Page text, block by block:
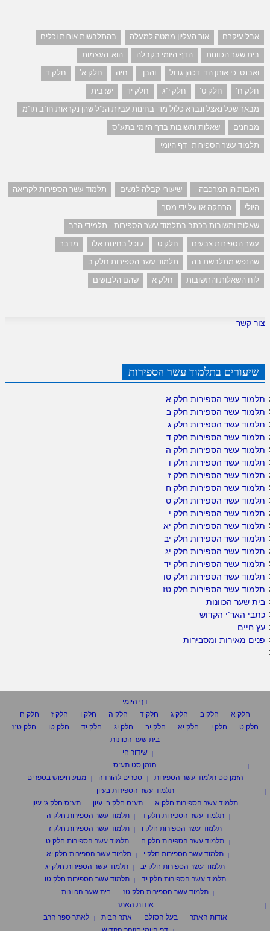
אבל עיקרם אור העליון ממטה למעלה
בהתלבשות אורות וכלים
בית שער הכוונות
הדף היומי בקבלה
הוא: העצמות
ואבנט. כי אותן הד' דכהן גדול
והבן. חיה חלק א'
חלק ד
חלק ח'
חלק ט' חלק י"ג חלק יד
יש: בית
מבאר שכל נאצל ונברא כלול מד' בחינות עביות הנ"ל שהן נקראות חו"ב תו"מ
מבחנים
שאלות ותשובות בדף היומי בתע"ס
תלמוד עשר הספירות- דף היומי
האבות הן המרכבה . שיעורי קבלה לנשים
תלמוד עשר הספירות לקריאה
היולי
הרחקה או על ידי מסך
שאלות ותשובות בכתב בתלמוד עשר הספירות - תלמידי הרב
עשר הספירות צבעים
חלק ט ג וכל בחינות אלו
מדבר
שהנפש מתלבשת בה
תלמוד עשר הספירות חלק ב
לוח השאלות והתשובות
חלק א שהם הלבושים
צור קשר
שיעורים בתלמוד עשר הספירות
תלמוד עשר הספירות חלק א
תלמוד עשר הספירות חלק ב
תלמוד עשר הספירות חלק ג
תלמוד עשר הספירות חלק ד
תלמוד עשר הספירות חלק ה
תלמוד עשר הספירות חלק ו
תלמוד עשר הספירות חלק ז
תלמוד עשר הספירות חלק ח
תלמוד עשר הספירות חלק ט
תלמוד עשר הספירות חלק י
תלמוד עשר הספירות חלק יא
תלמוד עשר הספירות חלק יב
תלמוד עשר הספירות חלק יג
תלמוד עשר הספירות חלק יד
תלמוד עשר הספירות חלק טו
תלמוד עשר הספירות חלק טז
בית שער הכוונות
כתבי האר"י הקדוש
עץ חיים
פנים מאירות ומסבירות
דף היומי
חלק א
חלק ב חלק ג חלק ד חלק ה חלק ו חלק ז
חלק ח
חלק ט
חלק י חלק יא חלק יב חלק יג חלק יד חלק טו
חלק ט"ז
בית שער הכוונות
שידור חי
הזמן סט תע"ס
הזמן סט תלמוד עשר הספירות
ספרים להורדה
מנוע חיפוש בספרים
תלמוד עשר הספירות בעיון
תלמוד עשר הספירות חלק א
תע"ס חלק ב' עיון
תע"ס חלק ג' עיון
תלמוד עשר הספירות חלק ד
תלמוד עשר הספירות חלק ה
תלמוד עשר הספירות חלק ו
תלמוד עשר הספירות חלק ז
תלמוד עשר הספירות חלק ח
תלמוד עשר הספירות חלק ט
תלמוד עשר הספירות חלק י
תלמוד עשר הספירות חלק יא
תלמוד עשר הספירות חלק יב
תלמוד עשר הספירות חלק יג
תלמוד עשר הספירות חלק יד
תלמוד עשר הספירות חלק טו
תלמוד עשר הספירות חלק טז
בית שער הכוונות
אודות האתר
אודות האתר
בעל הסולם אתר הבית
לאתר ספר הרב